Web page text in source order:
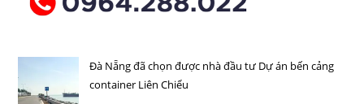
Đà Nẵng đã chọn được nhà đầu tư Dự án bến cảng
container Liên Chiểu